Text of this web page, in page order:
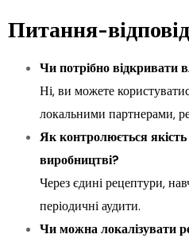
Питання-
Чи потрібно відкривати
Ні, ви можете
локальними партнерами,
Як контролюється
виробництві?
Через єдині рецептури,
періодичні аудити.
Чи можна локалізувати